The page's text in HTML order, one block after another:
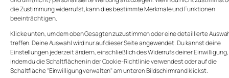
die Zustimmung widerrufst, kann dies bestimmte Merkmale und Funktionen
beeinträchtigen.
Klicke unten, um dem oben Gesagten zuzustimmen oder eine detaillierte
treffen. Deine Auswahl wird nur auf dieser Seite angewendet. Du kannst deine
Einstellungen jederzeit ändern, einschließlich des Widerrufs deiner Einwilligung,
indem du die Schaltflächen in der Cookie-Richtlinie verwendest oder auf die
Schaltfläche "Einwilligung verwalten" am unteren Bildschirmrand klickst.
Frage zu einfach ist oder man denkt, vielleicht habe
ich gerade aus dem Fenster geschaut, während das
schon besprochen wurde. Man will auch nicht der
Spielverderber sein, der jede Idee bis ins kleinste
Detail analysiert und auf Probleme hinweist.
Dabei wäre das doch genau das, was man braucht,